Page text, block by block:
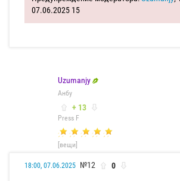
07.06.2025 15
Uzumanjy
Анбу
+ 13
Press F
[вещи]
18:00, 07.06.2025 №12 0